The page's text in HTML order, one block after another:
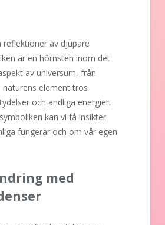
reflektioner av djupare
är en hörnsten inom det
av universum, från
element tros
och andliga energier.
kan vi få insikter
fungerar och om vår egen
med